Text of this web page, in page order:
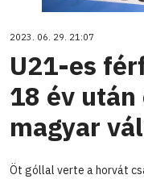
2023. 06. 29. 21:07
U21-es
18 év
magyar
Öt góllal verte a horvát